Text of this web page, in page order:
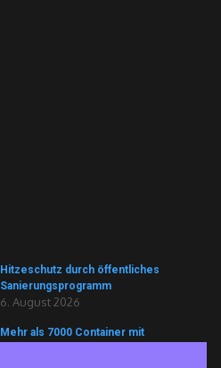
Hitzeschutz durch öffentliches
Sanierungsprogramm
6. August 2026
Mehr als 7000 Container mit